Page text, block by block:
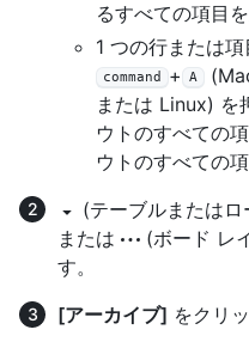
るすべての項目
1 つの行または項
command + A
または Linux) を
ウトのすべての
ウトのすべての
(テーブルまたは
または
(ボード レ
す。
[アーカイブ] をクリ